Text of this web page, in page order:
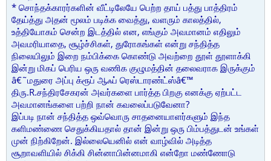
* சொந்தக்காரர்களின் வீட்டிலேயே பெற்ற தாய் பத்து பாத்திரம்
தேய்த்து அதன் மூலம் படிக்க வைத்து, வளரும் காலத்தில்,
உத்தியோகம் சென்ற இடத்தில் என, எங்கும் அவமானம் எதிலும்
அவமரியாதை, சூழ்ச்சிகள், துரோகங்கள் என்று சந்தித்த
நிலையிலும் இறை நம்பிக்கை கொண்டு அவற்றை தூள் தூளாக்கி
இன்று மிகப் பெரிய ஒரு வணிக குழுமத்தின் தலைவராக இருக்கும்
â€˜மதுரை அப்பு க்ரூப் ஆஃப் ரெஸ்டாரண்ட்ஸ்â€™
திரு.R.சந்திரசேகரன் அவர்களை பார்த்த பிறகு எனக்கு ஏற்பட்ட
அவமானங்களை பற்றி நான் கவலைப்படுவேனா?
இப்படி நான் சந்தித்த ஒவ்வொரு சாதனையாளர்களும் இந்த
களிமண்ணை செதுக்கியதால் தான் இன்று ஒரு பிம்பத்துடன் உங்கள்
முன் நிற்கிறேன். இல்லையெனில் என் வாழ்வில் அடித்த
சூறாவளியில் சிக்கி சின்னாபின்னமாகி என்றோ மண்ணோடு